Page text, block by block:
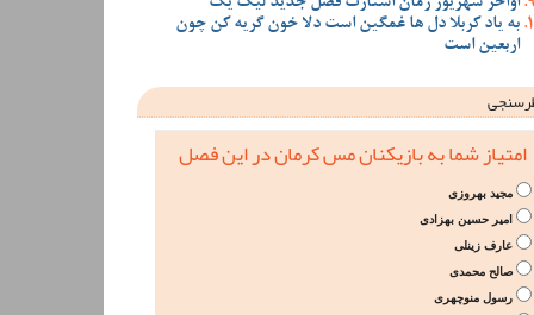
به یاد کربلا دل ها غمگین است دلا خون گریه کن چون
اربعین است
امتیاز شما به بازیکنان مس کرمان در این فصل
مجید بهروزی
امیر حسین بهزادی
عارف زینلی
صالح محمدی
رسول منوچهری